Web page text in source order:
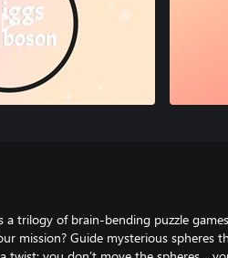
a trilogy of brain-bending puzzle
mission? Guide mysterious spheres